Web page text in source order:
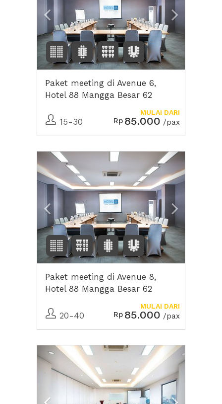
Paket meeting di Avenue 6,
Hotel 88 Mangga Besar 62
15-30 Rp 85.000 /pax
MULAI DARI
Previous Next2
Paket meeting di Avenue 8,
Hotel 88 Mangga Besar 62
20-40 Rp 85.000 /pax
MULAI DARI
Previous Next2